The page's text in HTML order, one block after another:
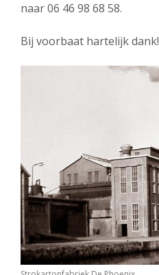
naar 06 46 98 68 58.
Bij voorbaat hartelijk dank!